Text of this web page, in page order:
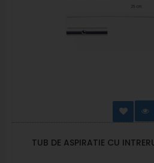
TUB DE ASPIRATIE CU